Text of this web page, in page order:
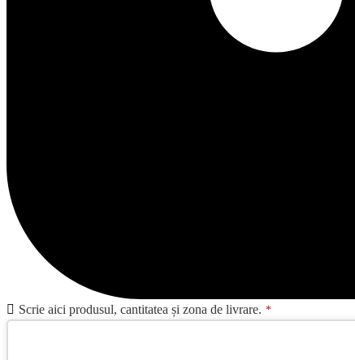
Scrie aici produsul, cantitatea și zona de livrare. *